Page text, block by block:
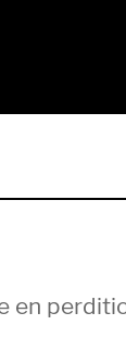
Station
en